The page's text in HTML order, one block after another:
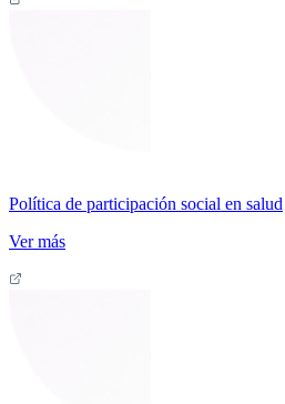
Política de participación social en salud
Ver más